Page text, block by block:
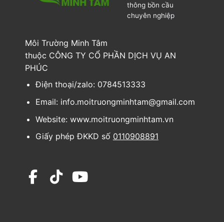
thông bồn cầu
chuyên nghiệp
Môi Trường Minh Tâm
thuộc CÔNG TY CỔ PHẦN DỊCH VỤ AN
PHÚC
Điện thoại/zalo: 0784513333
Email: info.moitruongminhtam@gmail.com
Website: www.moitruongminhtam.vn
Giấy phép ĐKKD số 0110908891